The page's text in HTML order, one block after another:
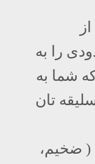
را به
شما به
تان
( ضخیم،